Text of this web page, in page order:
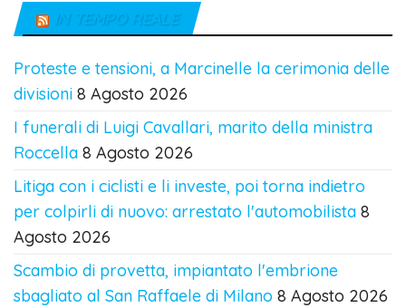
IN TEMPO REALE
Proteste e tensioni, a Marcinelle la cerimonia delle
divisioni 8 Agosto 2026
I funerali di Luigi Cavallari, marito della ministra
Roccella 8 Agosto 2026
Litiga con i ciclisti e li investe, poi torna indietro
per colpirli di nuovo: arrestato l'automobilista 8
Agosto 2026
Scambio di provetta, impiantato l'embrione
sbagliato al San Raffaele di Milano 8 Agosto 2026